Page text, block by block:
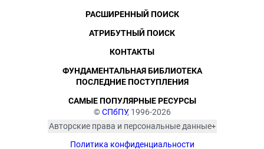
©СПбПУ, 1996-2026
Авторские права и персональные данные
изображённых лиц в соответствии
Политика конфиденциальности
РАСШИРЕННЫЙ ПОИСК
АТРИБУТНЫЙ ПОИСК
КОНТАКТЫ
ФУНДАМЕНТАЛЬНАЯ БИБЛИОТЕКА
ПОСЛЕДНИЕ ПОСТУПЛЕНИЯ
САМЫЕ ПОПУЛЯРНЫЕ РЕСУРСЫ